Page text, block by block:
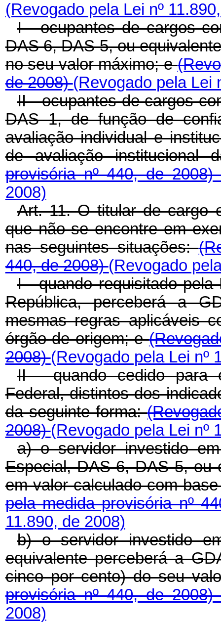
(Revogado pela Lei nº
I - ocupantes de cargos
DAS 6, DAS 5, ou
no seu valor máximo; e
de 2008)(Revogado pela Lei
II - ocupantes de cargos
DAS 1, de função de
avaliação individual e
de avaliação institucional
provisória nº 440, de 2008)
2008)
Art. 11. O titular de cargo
que não se encontre em
nas seguintes situações:
440, de 2008)(Revogado
I - quando requisitado pela
República, perceberá a
mesmas regras aplicáveis
órgão de origem; e
2008)(Revogado pela Lei nº
II - quando cedido para
Federal, distintos dos
da seguinte forma:
2008)(Revogado pela Lei nº
a) o servidor investido
Especial, DAS 6, DAS 5, ou
em valor calculado com
pela medida provisória nº
11.890, de 2008)
b) o servidor investido
equivalente perceberá a
cinco por cento) do seu
provisória nº 440, de 2008)
2008)